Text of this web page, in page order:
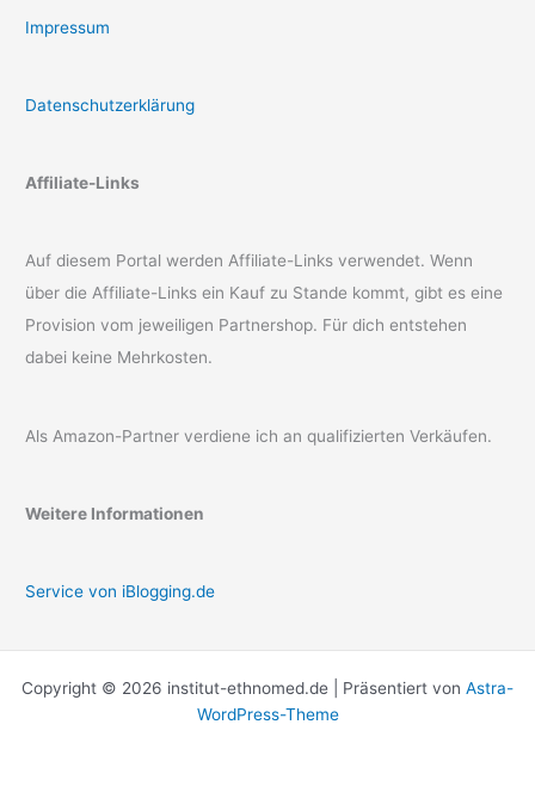
Impressum
Datenschutzerklärung
Affiliate-Links
Auf diesem Portal werden Affiliate-Links verwendet. Wenn
über die Affiliate-Links ein Kauf zu Stande kommt, gibt es eine
Provision vom jeweiligen Partnershop. Für dich entstehen
dabei keine Mehrkosten.
Als Amazon-Partner verdiene ich an qualifizierten Verkäufen.
Weitere Informationen
Service von iBlogging.de
Copyright © 2026 institut-ethnomed.de | Präsentiert von Astra-
WordPress-Theme